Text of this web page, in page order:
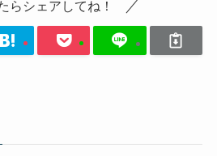
らシェアしてね！